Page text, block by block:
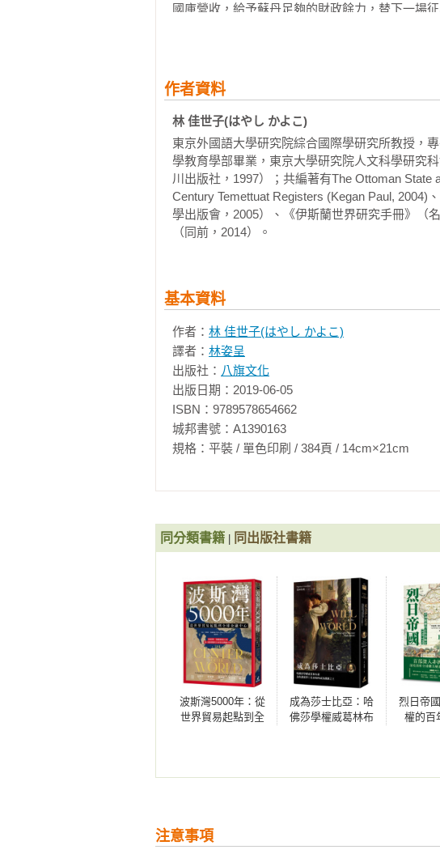
至於一般民眾不僅關注宏偉建物和皇家宴席，對
後，印刷術透過行政公文的大量印刷及官報刊行
■《鄂圖曼帝國五百年的和平》能夠帶給台灣讀者
正因為鄂圖曼帝國的歷史長久以來一直被後繼諸
以在這方面我們必須更加小心謹慎。如何使鄂圖
求歷史定位，依然是一項艱鉅的任務。
鄂圖曼帝國應被理解為是由一群後天取得「奧斯
帝國裡多元族群融合的現象？鄂圖曼帝國以伊斯
之處？都是非常值得深入思考的議題。
■來自日本講談社的全球史鉅獻
《鄂圖曼帝國五百年的和平：跳脫土耳其視角的
所出版的「興亡的世界史」套書第11卷。這套書
的目的，是本著台灣史就是世界史的概念，從東
◆本書系由21卷構成，陸續出版中――
01《人類文明的黎明與黃昏》
青柳正規（東京大學名譽教授）──著
02《亞歷山大的征服與神話》
森谷公俊（帝京大學教授）──著
03《草原王權的誕生》
林 俊雄（創價大學教授）──著
04《迦太基與海上商業帝國》
森安孝夫（大阪大學名譽教授）──著
07《伊斯蘭帝國的聖戰》
攻佔貝爾格勒與羅德島／匈牙利的攻防──圍攻維
朝的第二次及第三次遠征
伊斯蘭法與蘇丹法／宗教學者官僚機構的完備──
制度／疏離的人民
●伊斯坦堡與輿論
清真寺之都──伊斯坦堡／伊斯坦堡的繁華／謠言
斯坦的貪慾／醜聞序章──處死穆斯塔法王子／詩
高加索的延長戰事／與奧地利哈布斯堡家族的「
●內政混亂與重建（十七世紀前半葉）
帝國內部的紛亂四起／傑拉里的叛亂本質／奧斯
魯律．梅何美特．帕夏恢復秩序／重啟對外征戰
●鄂圖曼的官場競爭
鄂圖曼的官場社會／軍人政治家的仕途／大宰相
／被「美化」的蘇雷曼一世／阿布都巴基──將詩
●重建財政與軍人轉型
財政赤字／貨幣納稅的各項改革／擴大稅收承包
●生產者的世界
帝國之中的「普通人」／農民納稅人／農業生產
●宗教共同體的世界
非穆斯林與穆斯林的區別／基督教徒與教會／猶太
●帝國女性
婦女與法庭／婦女的限制與權利／孟塔古夫人眼
裕與權威的毛皮／蘇丹之女與母后
鄂圖曼詩歌的世界／詩人輩出／內菲的頌詩／高
●享受和平
伊斯坦堡重振雄風／流行享樂／城市街景的水泉
國庫營收，給予蘇丹足夠的財政餘力，替下一場
至巴爾幹地區大抵上都被統合在鄂圖曼體制底下
問題之一，便是安那托利亞的突厥裔遊牧民。蘇
托利亞「突厥人」纏鬥不休的年代。
●圍攻君士坦丁堡
驍勇善戰的蘇丹時代，以征服君士坦丁堡這件歷
衰弱，當時他能統治的範圍僅限於一座城市的君
窄的地方築城，準備圍攻君士坦丁堡。新要塞的
八年的時間所建立的堡壘（安那托利城堡［
殖民城市的援軍，創造對自己有利的形勢。
威尼斯人是拜占庭帝國的最大的靠山，對梅赫梅
定因素。拜占庭帝國本身只有五千人左右的舊制
許的傭兵以及市民的協力合作。
這是繼巴耶濟德一世、穆拉德二世之後，鄂圖曼
世沒有料到，君士坦丁堡腹地遼闊，足以負擔長
圍滴水不漏地長期封鎖整座城市。
梅赫梅德二世記取前人教訓，決定速戰速決，擬
師製造大砲，以巨型大砲及其他最新兵器集中火
萬）對上至多八、九千的兵力優勢，兩者實力的差
開戰後不久，梅赫梅德二世發現自己的海軍戰力
陸地，想出了橫越後方丘陵將船隻藏入金角灣內
止外敵進入灣內。這場征服戰，鄂圖曼帝國從陸
戰。梅赫梅德二世的親信之中有不少人持反對意
正因如此，這場戰役的勝利對梅赫梅德二世來說
二十九日，鄂圖曼軍於黎明前發動最後一次攻擊
作者資料
林 佳世子(はやし かよこ)
東京外國語大學研究院綜合國際學研究所教授，
學教育學部畢業，東京大學研究院人文科學研究
川出版社，1997）；共編著有The Ottoman State
Century Temettuat Registers (Kegan Paul, 2004)
學出版會，2005）、《伊斯蘭世界研究手冊》（
（同前，2014）。
基本資料
作者： 林 佳世子(はやし かよこ)
譯者： 林姿呈
出版社： 八旗文化
出版日期：2019-06-05
ISBN：9789578654662
城邦書號：A1390163
規格：平裝 / 單色印刷 / 384頁 /
同分類書籍 同出版社書籍
波斯灣5000年：從
世界貿易起點到全
成為莎士比亞：哈
佛莎學權威葛林布
烈日帝
權的百
注意事項